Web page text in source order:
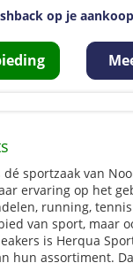
op je aankoop
dé sportzaak van
ervaring op het
running,
van sport, maar
is Herqua
hun assortiment.